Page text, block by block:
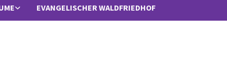
EVANGELISCHER WALDFRIEDHOF